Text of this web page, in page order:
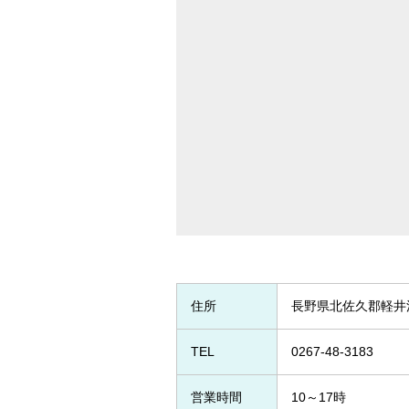
住所 長野県北佐久郡軽
TEL 0267-48-3183
営業時間 10～17時